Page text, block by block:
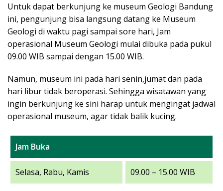
Untuk dapat berkunjung ke museum Geologi Bandung
ini, pengunjung bisa langsung datang ke Museum
Geologi di waktu pagi sampai sore hari, Jam
operasional Museum Geologi mulai dibuka pada pukul
09.00 WIB sampai dengan 15.00 WIB.
Namun, museum ini pada hari senin,jumat dan pada
hari libur tidak beroperasi. Sehingga wisatawan yang
ingin berkunjung ke sini harap untuk mengingat jadwal
operasional museum, agar tidak balik kucing.
Jam Buka
Selasa, Rabu, Kamis 09.00 – 15.00 WIB